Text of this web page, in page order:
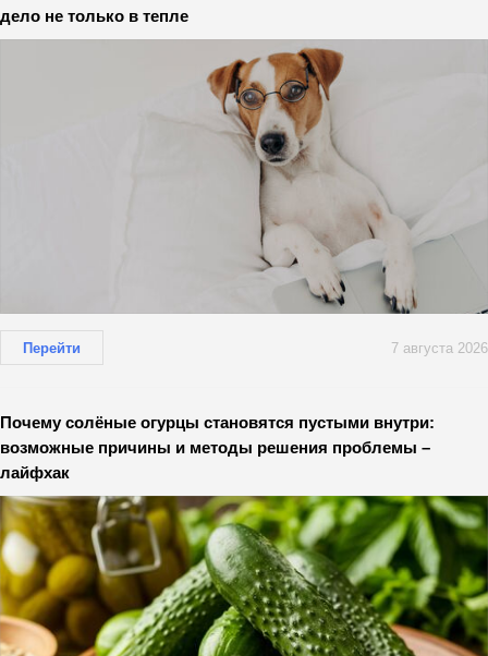
дело не только в тепле
Перейти 7 августа 2026
Почему солёные огурцы становятся пустыми внутри:
возможные причины и методы решения проблемы –
лайфхак